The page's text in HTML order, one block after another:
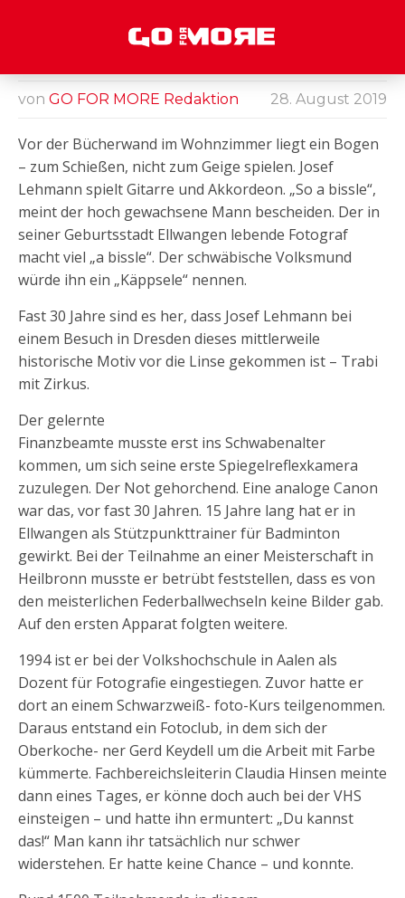
DER MANN HAT DEN
BOGEN RAUS – JOSEF
LEHMANN
Vor der
Bücherwand
im
Wohnzimme
r liegt ein
Bogen - zum
Schießen,
nicht zum
Geige
spielen.
von GO FOR MORE Redaktion 28. August 2019
Vor der Bücherwand im Wohnzimmer liegt ein Bogen
– zum Schießen, nicht zum Geige spielen. Josef
Lehmann spielt Gitarre und Akkordeon. „So a bissle“,
meint der hoch gewachsene Mann bescheiden. Der in
seiner Geburtsstadt Ellwangen lebende Fotograf
macht viel „a bissle“. Der schwäbische Volksmund
würde ihn ein „Käppsele“ nennen.
Fast 30 Jahre sind es her, dass Josef Lehmann bei
einem Besuch in Dresden dieses mittlerweile
historische Motiv vor die Linse gekommen ist – Trabi
mit Zirkus.
Der gelernte
Finanzbeamte musste erst ins Schwabenalter
kommen, um sich seine erste Spiegelreflexkamera
zuzulegen. Der Not gehorchend. Eine analoge Canon
war das, vor fast 30 Jahren. 15 Jahre lang hat er in
Ellwangen als Stützpunkttrainer für Badminton
gewirkt. Bei der Teilnahme an einer Meisterschaft in
Heilbronn musste er betrübt feststellen, dass es von
den meisterlichen Federballwechseln keine Bilder gab.
Auf den ersten Apparat folgten weitere.
1994 ist er bei der Volkshochschule in Aalen als
Dozent für Fotografie eingestiegen. Zuvor hatte er
dort an einem Schwarzweiß- foto-Kurs teilgenommen.
Daraus entstand ein Fotoclub, in dem sich der
Oberkoche- ner Gerd Keydell um die Arbeit mit Farbe
kümmerte. Fachbereichsleiterin Claudia Hinsen meinte
dann eines Tages, er könne doch auch bei der VHS
einsteigen – und hatte ihn ermuntert: „Du kannst
das!“ Man kann ihr tatsächlich nur schwer
widerstehen. Er hatte keine Chance – und konnte.